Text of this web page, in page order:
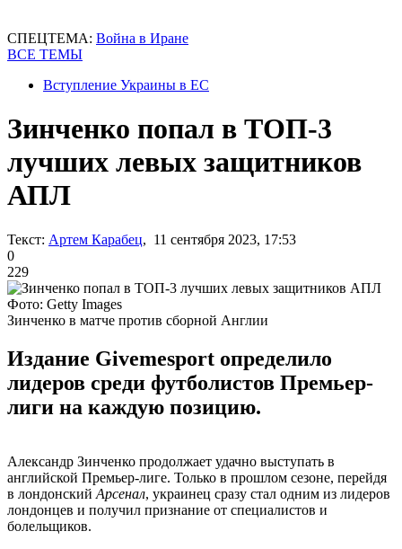
СПЕЦТЕМА: Война в Иране
ВСЕ ТЕМЫ
Вступление Украины в ЕС
Зинченко попал в ТОП-3
лучших левых защитников
АПЛ
Текст: Артем Карабец, 11 сентября 2023, 17:53
0
229
Фото: Getty Images
Зинченко в матче против сборной Англии
Издание Givemesport определило
лидеров среди футболистов Премьер-
лиги на каждую позицию.
Александр Зинченко продолжает удачно выступать в
английской Премьер-лиге. Только в прошлом сезоне, перейдя
в лондонский Арсенал, украинец сразу стал одним из лидеров
лондонцев и получил признание от специалистов и
болельщиков.